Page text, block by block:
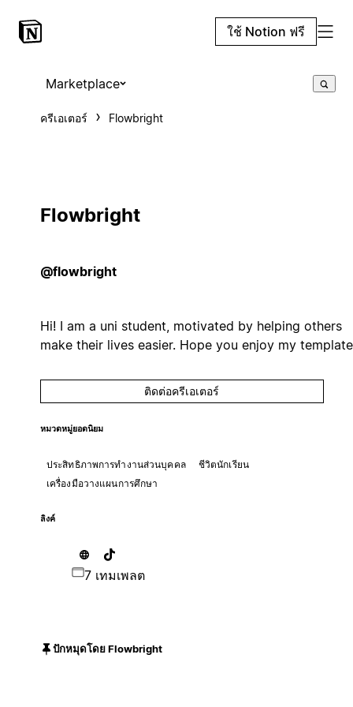
ใช้ Notion ฟรี
Marketplace
ครีเอเตอร์ Flowbright
Flowbright
@flowbright
Hi! I am a uni student, motivated by helping others
make their lives easier. Hope you enjoy my
ติดต่อครีเอเตอร์
หมวดหมู่ยอดนิยม
ประสิทธิภาพการทำงานส่วนบุคคล
ชีวิตนักเรียน
เครื่องมือวางแผนการศึกษา
ลิงค์
7 เทมเพลต
ปักหมุดโดย Flowbright